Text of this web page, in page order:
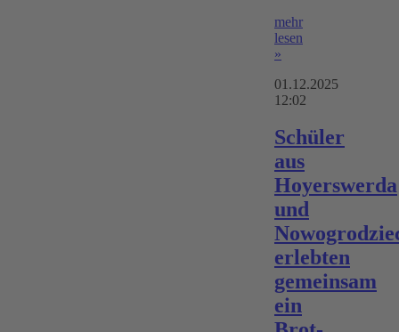
mehr
lesen
»
01.12.2025
12:02
Schüler
aus
Hoyerswerda
und
erlebten
gemeinsam
ein